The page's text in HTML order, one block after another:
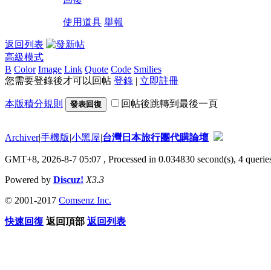
使用道具 舉報
返回列表
高級模式
B Color Image Link Quote Code Smilies
您需要登錄後才可以回帖 登錄 | 立即註冊
本版積分規則 發表回復 回帖後跳轉到最後一頁
Archiver|手機版|小黑屋|台灣日本旅行團代購論壇
GMT+8, 2026-8-7 05:07 , Processed in 0.034830 second(s), 4
Powered by Discuz! X3.3
© 2001-2017 Comsenz Inc.
快速回復 返回頂部 返回列表